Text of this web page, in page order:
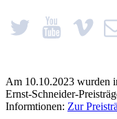
Am 10.10.2023 wurden
Ernst-Schneider-
Informtionen: Zur